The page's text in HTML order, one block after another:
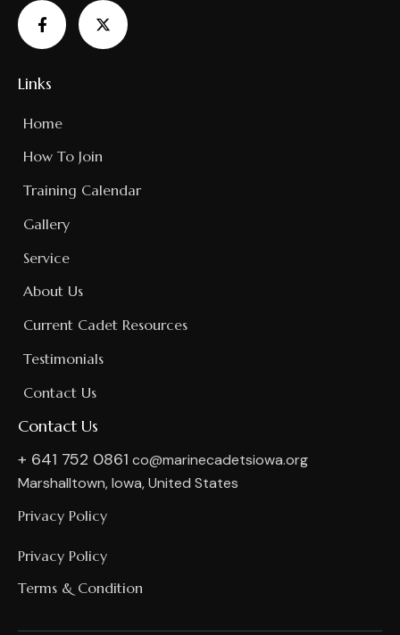
Links
Home
How To Join
Training Calendar
Gallery
Service
About Us
Current Cadet Resources
Testimonials
Contact Us
Contact Us
+ 641 752 0861 co@marinecadetsiowa.org
Marshalltown, Iowa, United States
Privacy Policy
Privacy Policy
Terms & Condition